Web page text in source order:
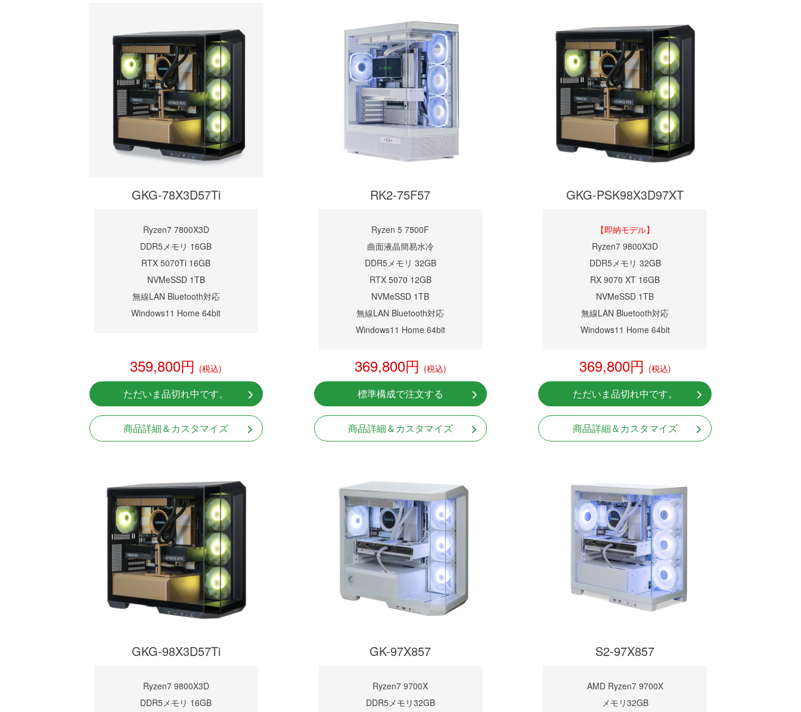
優れたモデル
GKG-78X3D57Ti
Ryzen7 7800X3D
DDR5メモリ 16GB
RTX 5070Ti 16GB
NVMeSSD 1TB
無線LAN Bluetooth対応
Windows11 Home 64bit
359,800円 (税込)
ただいま品切れ中です。
商品詳細＆カスタマイズ
RK2-75F57
Ryzen 5 7500F
曲面液晶簡易水冷
DDR5メモリ 32GB
RTX 5070 12GB
NVMeSSD 1TB
無線LAN Bluetooth対応
Windows11 Home 64bit
369,800円 (税込)
標準構成で注文する
商品詳細＆カスタマイズ
GKG-PSK98X3D97XT
【即納モデル】
Ryzen7 9800X3D
DDR5メモリ 32GB
RX 9070 XT 16GB
NVMeSSD 1TB
無線LAN Bluetooth対応
Windows11 Home 64bit
369,800円 (税込)
ただいま品切れ中です。
商品詳細＆カスタマイズ
GKG-98X3D57Ti
Ryzen7 9800X3D
DDR5メモリ 16GB
GK-97X857
Ryzen7 9700X
DDR5メモリ32GB
S2-97X857
AMD Ryzen7 9700X
メモリ32GB